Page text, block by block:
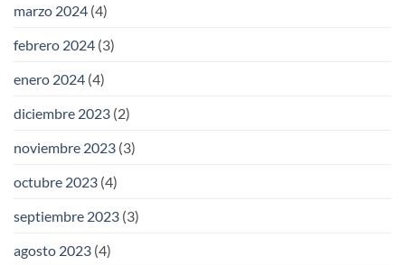
marzo 2024 (4)
febrero 2024 (3)
enero 2024 (4)
diciembre 2023 (2)
noviembre 2023 (3)
octubre 2023 (4)
septiembre 2023 (3)
agosto 2023 (4)